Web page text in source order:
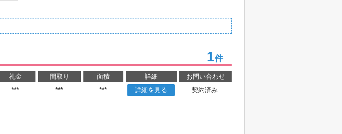
1件
礼金 間取り 面積 詳細
お問い合わせ
*** *** *** 詳細を見る
契約済み